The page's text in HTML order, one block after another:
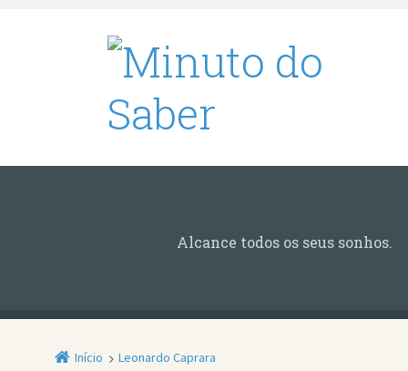
Alcance todos os seus sonhos.
Início Leonardo Caprara